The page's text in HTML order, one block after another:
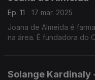
Ep. 11
17 mar. 2025
Joana de Almeida é
na área. É fundadora do
Solange